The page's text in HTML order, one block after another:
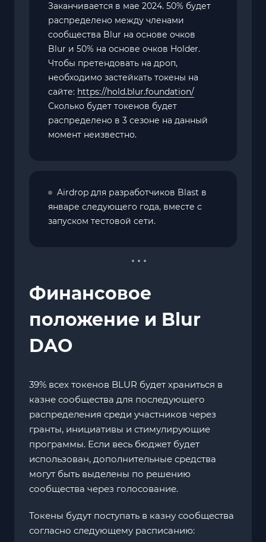
Заканчивается в мае 2024. 50% будет
распределено между членами
сообщества Blur на основе очков
Blur и 50% на основе очков Holder.
Чтобы претендовать на дроп,
необходимо застейкать токены на
сайте: https://hold.blur.foundation/
Сколько будет токенов будет
распределено в 3 сезоне на данный
момент неизвестно.
Airdrop для разработчиков Blast в
январе следующего года, вместе с
запуском тестовой сети.
Финансовое
положение и Blur
DAO
39% всех токенов BLUR будет храниться в
казне сообщества для последующего
распределения среди участников через
гранты, инициативы и стимулирующие
программы. Если весь бюджет будет
использован, дополнительные средства
могут быть выделены по решению
сообщества через голосование.
Токены будут поступать в казну сообщества
согласно следующему расписанию: